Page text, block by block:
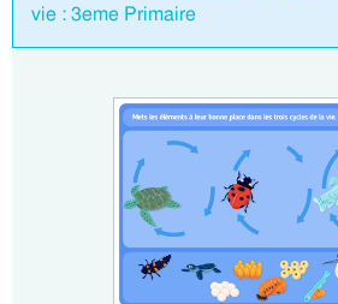
vie : 3eme Primaire